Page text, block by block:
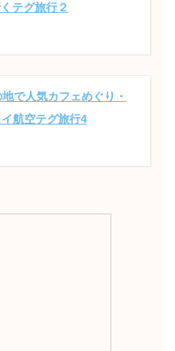
テグ旅行２
で人気カフェめぐり・
航空テグ旅行4